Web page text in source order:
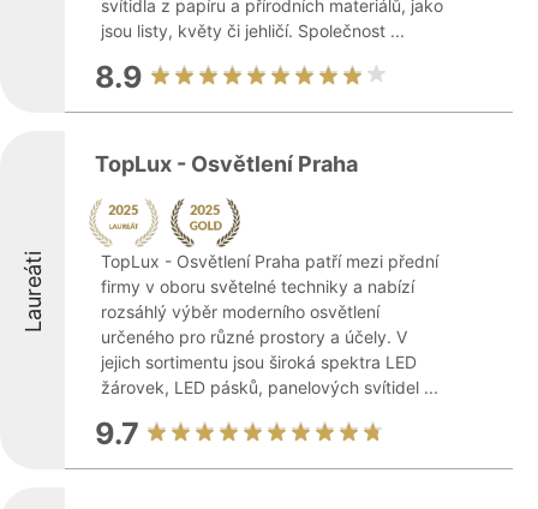
svítidla z papíru a přírodních materiálů, jako
jsou listy, květy či jehličí. Společnost ...
8.9
Laureáti
TopLux - Osvětlení Praha
TopLux - Osvětlení Praha patří mezi přední
firmy v oboru světelné techniky a nabízí
rozsáhlý výběr moderního osvětlení
určeného pro různé prostory a účely. V
jejich sortimentu jsou široká spektra LED
žárovek, LED pásků, panelových svítidel ...
9.7